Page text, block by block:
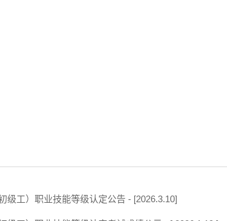
级工）职业技能等级认定公告 - [2026.3.10]